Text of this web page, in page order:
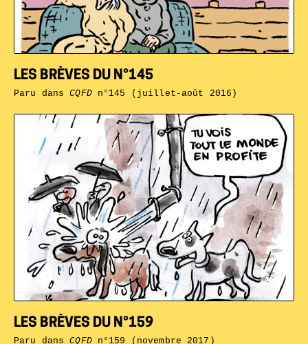
LES BRÈVES DU N°159
Paru dansCQFDn°159 (novembre 2017)
LES BRÈVES DU N°145
Paru dansCQFDn°145 (juillet-août 2016)